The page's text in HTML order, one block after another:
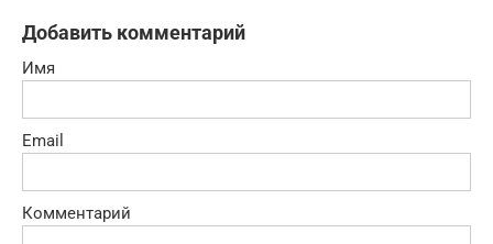
Добавить комментарий
Имя
Email
Комментарий